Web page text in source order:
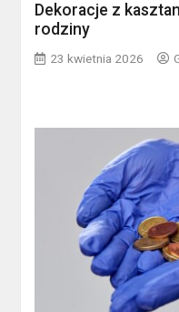
Dekoracje z
rodziny
23 kwietnia 2026